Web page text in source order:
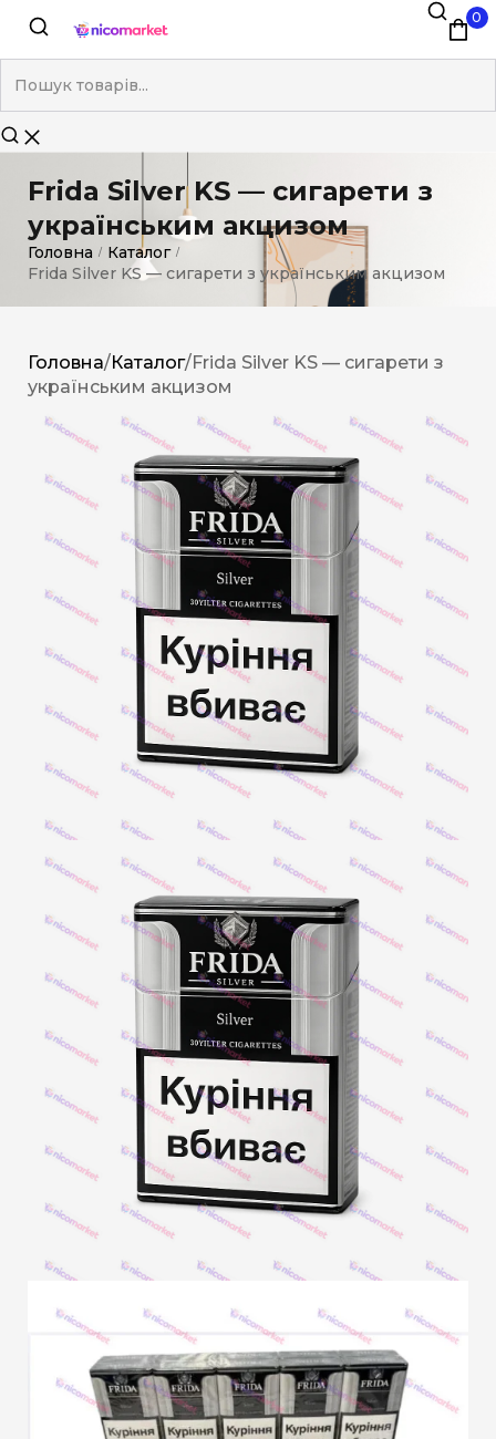
0
Frida Silver KS — сигарети з
українським акцизом
Головна / Каталог /
Frida Silver KS — сигарети з українським акцизом
Головна/Каталог/Frida Silver KS — сигарети з
українським акцизом